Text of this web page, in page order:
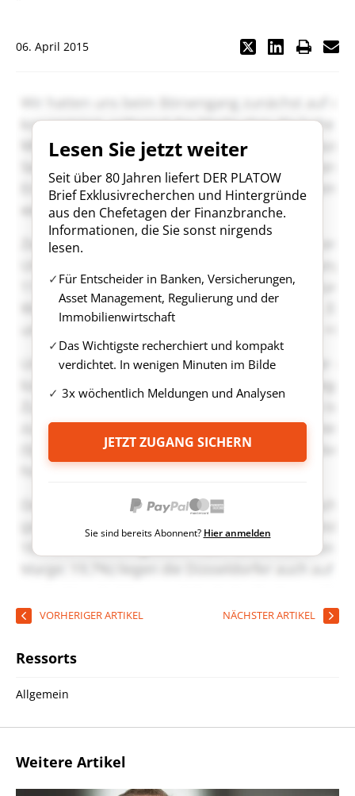
06. April 2015
Lesen Sie jetzt weiter
Seit über 80 Jahren liefert DER PLATOW
Brief Exklusivrecherchen und Hintergründe
aus den Chefetagen der Finanzbranche.
Informationen, die Sie sonst nirgends
lesen.
Für Entscheider in Banken, Versicherungen,
Asset Management, Regulierung und der
Immobilienwirtschaft
Das Wichtigste recherchiert und kompakt
verdichtet. In wenigen Minuten im Bilde
3x wöchentlich Meldungen und Analysen
JETZT ZUGANG SICHERN
Sie sind bereits Abonnent? Hier anmelden
VORHERIGER ARTIKEL NÄCHSTER ARTIKEL
Ressorts
Allgemein
Weitere Artikel